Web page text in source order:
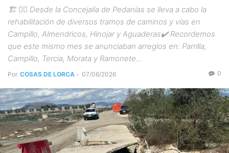
🏗️ 👉🏻 Desde la Concejalía de Pedanías se lleva a cabo la
rehabilitación de diversos tramos de caminos y vías en
Campillo, Almendricos, Hinojar y Aguaderas✔️ Recordemos
que este mismo mes se anunciaban arreglos en: Parrilla,
Campillo, Tercia, Morata y Ramonete...
Por COSAS DE LORCA - 07/06/2026 0